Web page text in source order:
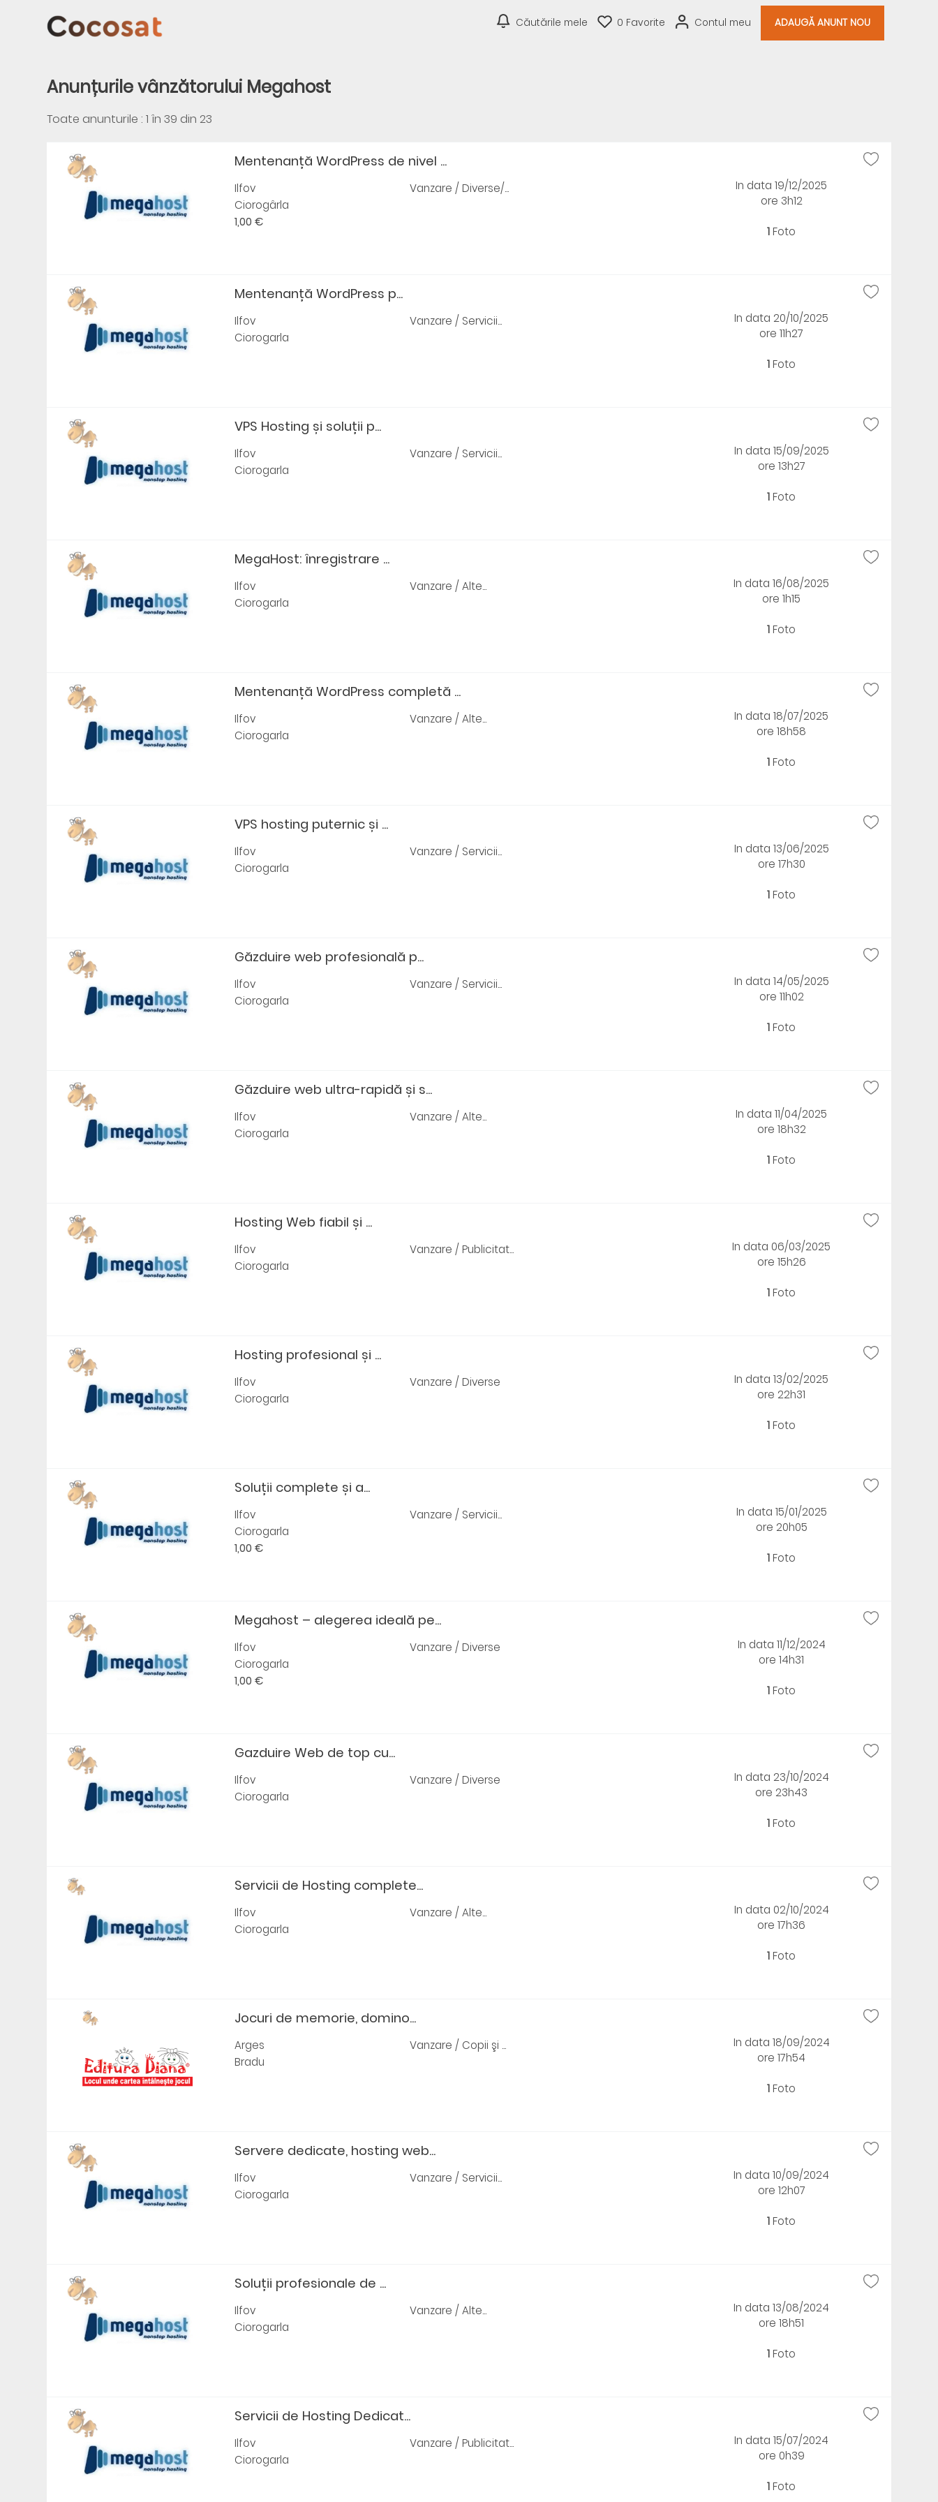
Căutările mele 0 Favorite Contul meu ADAUGĂ ANUNT NOU
Anunțurile vânzătorului Megahost
Toate anunturile : 1 în39 din 23
Mentenanță WordPress de nivel ...
Ilfov
Ciorogârla
1,00 €
Vanzare / Diverse/...
In data 19/12/2025
ore 3h12
1 Foto
Mentenanță WordPress p...
Ilfov
Ciorogarla
Vanzare / Servicii...
In data 20/10/2025
ore 11h27
1 Foto
VPS Hosting și soluții p...
Ilfov
Ciorogarla
Vanzare / Servicii...
In data 15/09/2025
ore 13h27
1 Foto
MegaHost: înregistrare ...
Ilfov
Ciorogarla
Vanzare / Alte...
In data 16/08/2025
ore 1h15
1 Foto
Mentenanță WordPress completă ...
Ilfov
Ciorogarla
Vanzare / Alte...
In data 18/07/2025
ore 18h58
1 Foto
VPS hosting puternic și ...
Ilfov
Ciorogarla
Vanzare / Servicii...
In data 13/06/2025
ore 17h30
1 Foto
Găzduire web profesională p...
Ilfov
Ciorogarla
Vanzare / Servicii...
In data 14/05/2025
ore 11h02
1 Foto
Găzduire web ultra-rapidă și s...
Ilfov
Ciorogarla
Vanzare / Alte...
In data 11/04/2025
ore 18h32
1 Foto
Hosting Web fiabil și ...
Ilfov
Ciorogarla
Vanzare / Publicitat...
In data 06/03/2025
ore 15h26
1 Foto
Hosting profesional și ...
Ilfov
Ciorogarla
Vanzare / Diverse
In data 13/02/2025
ore 22h31
1 Foto
Soluții complete și a...
Ilfov
Ciorogarla
1,00 €
Vanzare / Servicii...
In data 15/01/2025
ore 20h05
1 Foto
Megahost – alegerea ideală pe...
Ilfov
Ciorogarla
1,00 €
Vanzare / Diverse
In data 11/12/2024
ore 14h31
1 Foto
Gazduire Web de top cu...
Ilfov
Ciorogarla
Vanzare / Diverse
In data 23/10/2024
ore 23h43
1 Foto
Servicii de Hosting complete...
Ilfov
Ciorogarla
Vanzare / Alte...
In data 02/10/2024
ore 17h36
1 Foto
Jocuri de memorie, domino...
Arges
Bradu
Vanzare / Copii şi ...
In data 18/09/2024
ore 17h54
1 Foto
Servere dedicate, hosting web...
Ilfov
Ciorogarla
Vanzare / Servicii...
In data 10/09/2024
ore 12h07
1 Foto
Soluții profesionale de ...
Ilfov
Ciorogarla
Vanzare / Alte...
In data 13/08/2024
ore 18h51
1 Foto
Servicii de Hosting Dedicat...
Ilfov
Ciorogarla
Vanzare / Publicitat...
In data 15/07/2024
ore 0h39
1 Foto